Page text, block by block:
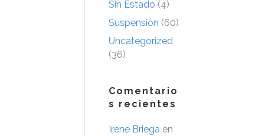
Sin Estado (4)
Suspensión (60)
Uncategorized
(36)
Comentario
s recientes
Irene Briega en